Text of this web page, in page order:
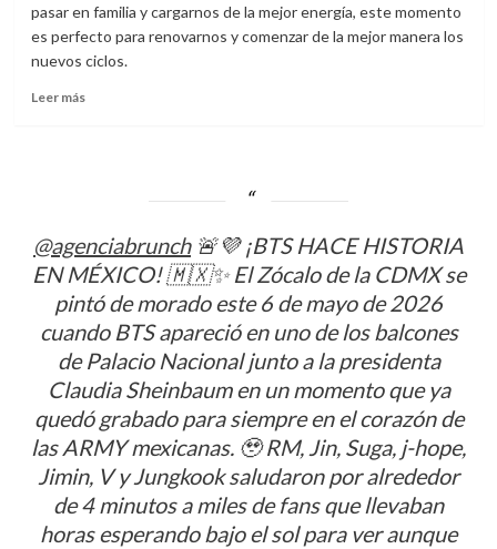
lleno
diversión,
sorpresas
pasar en familia y cargarnos de la mejor energía, este momento
es perfecto para renovarnos y comenzar de la mejor manera los
nuevos ciclos.
Leer másLeer
recarga
energía
para
2023
@agenciabrunch🚨💜 ¡BTS HACE HISTORIA
EN MÉXICO! 🇲🇽✨ El Zócalo de la CDMX se
pintó de morado este 6 de mayo de 2026
cuando BTS apareció en uno de los balcones
de Palacio Nacional junto a la presidenta
Claudia Sheinbaum en un momento que ya
quedó grabado para siempre en el corazón de
las ARMY mexicanas. 🥹 RM, Jin, Suga, j-hope,
Jimin, V y Jungkook saludaron por alrededor
de 4 minutos a miles de fans que llevaban
horas esperando bajo el sol para ver aunque